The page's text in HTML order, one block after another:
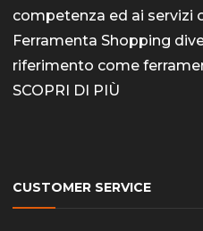
competenza ed ai servizi
Ferramenta Shopping
riferimento come
SCOPRI DI PIÙ
CUSTOMER SERVICE